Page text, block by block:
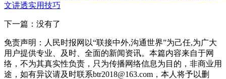
文讲透实用技巧
下一篇：没有了
免责声明：人民时报网以“联接中外,沟通世界”为己任,为广大
用户提供专业、及时、全面的新闻资讯。本篇内容来自于网
络，不为其真实性负责，只为传播网络信息为目的，非商业用
途，如有异议请及时联系btr2018@163.com，本人将予以删